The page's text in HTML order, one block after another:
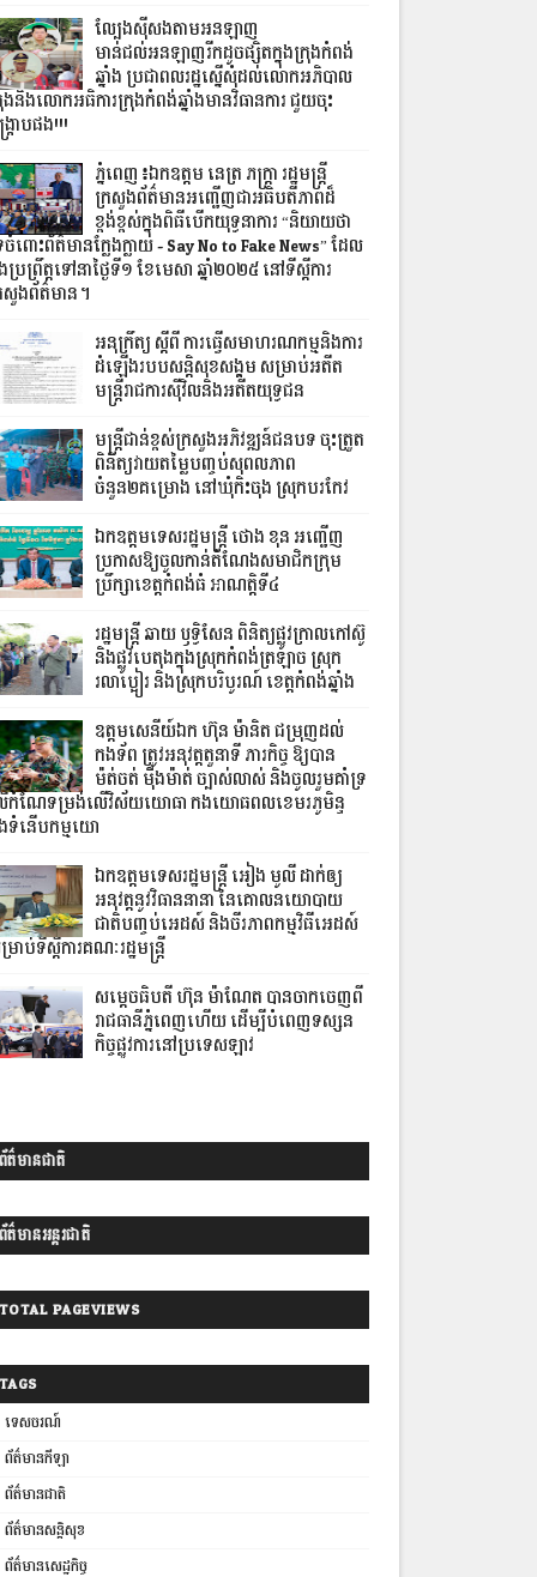
ល្បែងស៊ីសងតាមអនឡាញ
មាន់ជល់អនឡាញរីកដូចផ្សិតក្នុងក្រុងកំពង់
ឆ្នាំង ប្រជាពលរដ្ឋស្នើសុំដល់លោកអភិបាល
ងនិងលោកអធិការក្រុងកំពង់ឆ្នាំងមានវិធានការ ជួយចុះ
រាបផង!!!
ភ្នំពេញ៖ឯកឧត្តម នេត្រ ភក្រ្តា រដ្ឋមន្ត្រី
ក្រសួងព័ត៌មានអញ្ជើញជាអធិបតីភាពដ៏
ខ្ពង់ខ្ពស់ក្នុងពិធីបើកយុទ្ធនាការ “និយាយថា
ចំពោះព័ត៌មានក្លែងក្លាយ - Say No to Fake News” ដែល
ប្រព្រឹត្តទៅនាថ្ងៃទី១ ខែមេសា ឆ្នាំ២០២៥ នៅទីស្តីការ
សួងព័ត៌មាន។
អនុក្រឹត្យ ស្តីពី ការធ្វើសមាហរណកម្មនិងការ
ដំឡើងរបបសន្តិសុខសង្គម សម្រាប់អតីត
មន្ត្រីរាជការស៊ីវិលនិងអតីតយុទ្ធជន
មន្ត្រីជាន់ខ្ពស់ក្រសួងអភិវឌ្ឍន៍ជនបទ ចុះត្រួត
ពិនិត្យវាយតម្លៃបញ្ចប់សុពលភាព
ចំនួន២គម្រោង នៅឃុំកិះចុង ស្រុកបរកែវ
ឯកឧត្តមទេសរដ្ឋមន្រ្តី ថោង ខុន អញ្ជើញ
ប្រកាសឱ្យចូលកាន់តំណែងសមាជិកក្រុម
ប្រឹក្សាខេត្តកំពង់ធំ អាណត្តិទី៤
រដ្ឋមន្ត្រី ឆាយ ឫទ្ធិសែន ពិនិត្យផ្លូវក្រាលកៅស៊ូ
និងផ្លូវបេតុងក្នុងស្រុកកំពង់ត្រឡាច ស្រុក
រលាប្អៀរ និងស្រុកបរិបូរណ៍ ខេត្តកំពង់ឆ្នាំង
ឧត្តមសេនីយ៍ឯក ហ៊ុន ម៉ានិត ជម្រុញដល់
កងទ័ព ត្រូវអនុវត្តតួនាទី ភារកិច្ច ឱ្យបាន
ម៉ត់ចត់ ម៉ឺងម៉ាត់ ច្បាស់លាស់ និងចូលរួមគាំទ្រ
កំណែទម្រង់លើវិស័យយោធា កងយោធពលខេមរភូមិន្ទ
ទំនើបកម្មយោ
ឯកឧត្តមទេសរដ្ឋមន្រ្តី អៀង មូលី ដាក់ឲ្យ
អនុវត្តនូវវិធាននានា នៃគោលនយោបាយ
ជាតិបញ្ចប់អេដស៍ និងចីរភាពកម្មវិធីអេដស៍
ាប់ទីស្តីការគណៈរដ្ឋមន្រ្តី
សម្តេចធិបតី ហ៊ុន ម៉ាណែត បានចាកចេញពី
រាជធានីភ្នំពេញហើយ ដើម្បីបំពេញទស្សន
កិច្ចផ្លូវការនៅប្រទេសឡាវ
ព័ត៌មានជាតិ
ព័ត៌មានអន្តរជាតិ
TOTAL PAGEVIEWS
TAGS
ទេសចរណ៍
ព័ត៌មានកីឡា
ព័ត៌មានជាតិ
ព័ត៌មានសន្តិសុខ
ព័ត៌មានសេដ្ឋកិច្ច